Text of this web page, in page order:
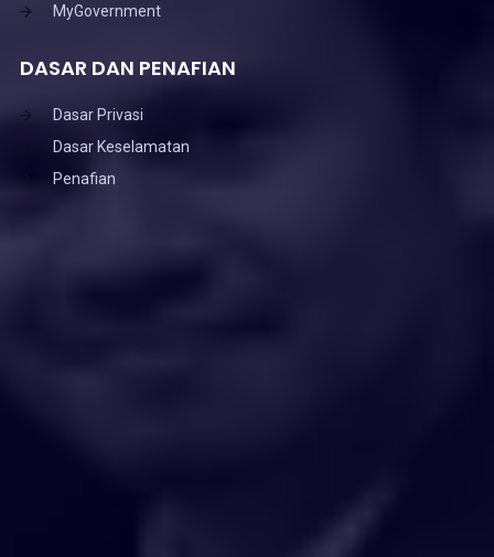
MyGovernment
DASAR DAN PENAFIAN
Dasar Privasi
Dasar Keselamatan
Penafian